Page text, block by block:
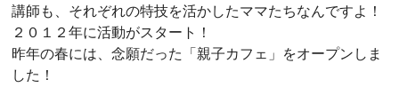
講師も、それぞれの特技を活かしたママたちなんですよ！
２０１２年に活動がスタート！
昨年の春には、念願だった「親子カフェ」をオープンしま
した！